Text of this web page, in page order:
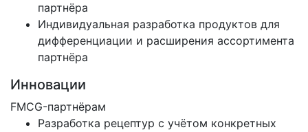
партнёра
Индивидуальная разработка продуктов для
дифференциации и расширения ассортимента
партнёра
Инновации
FMCG-партнёрам
Разработка рецептур с учётом конкретных